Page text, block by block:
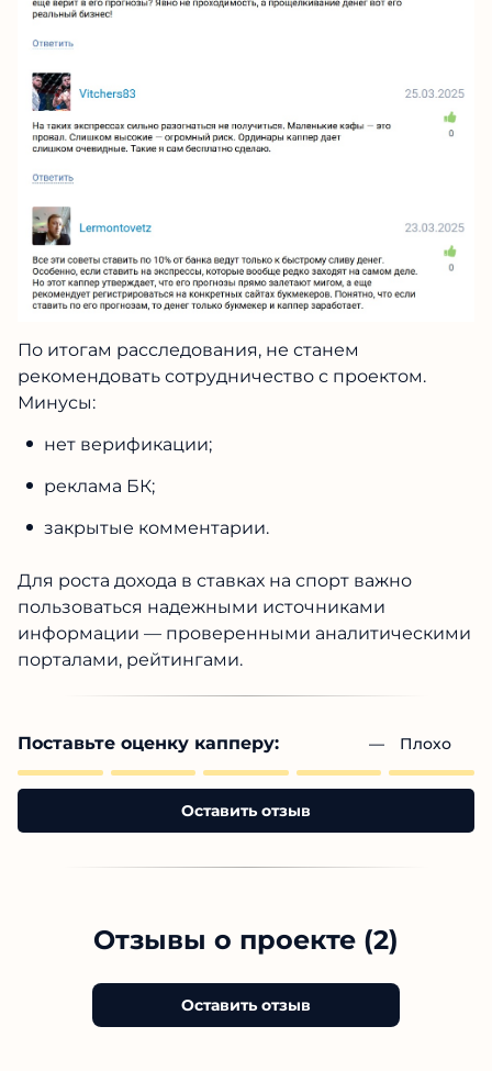
По итогам расследования, не станем
рекомендовать сотрудничество с проектом.
Минусы:
нет верификации;
реклама БК;
закрытые комментарии.
Для роста дохода в ставках на спорт важно
пользоваться надежными источниками
информации — проверенными аналитическими
порталами, рейтингами.
Поставьте оценку капперу: — Плохо
Оставить отзыв
Отзывы о проекте (2)
Оставить отзыв